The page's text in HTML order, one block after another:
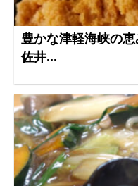
豊かな津軽海峡の
佐井...